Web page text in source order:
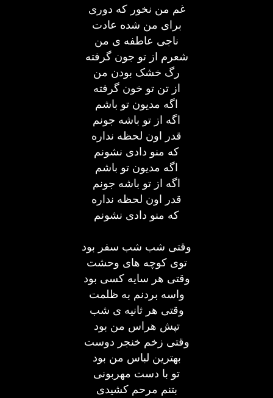
غم من نخور که دوری
برای من شده عادت
ناجی عاطفه ی من
شعرم از تو جون گرفته
رگ خشک بودن من
از تن تو خون گرفته
اگه مدیون تو باشم
اگه از تو باشه جونم
قدر اون لحظه نداره
که منو دادی نشونم
اگه مدیون تو باشم
اگه از تو باشه جونم
قدر اون لحظه نداره
که منو دادی نشونم
وقتی شب شب سفر بود
توی کوچه های وحشت
وقتی هر سایه کسی بود
واسه بردنم به ظلمت
وقتی هر ثانیه ی شب
تپش هراس من بود
وقتی زخم خنجر دوست
بهترین لباس من بود
تو با دست مهربونی
بتنم مرحم کشیدی